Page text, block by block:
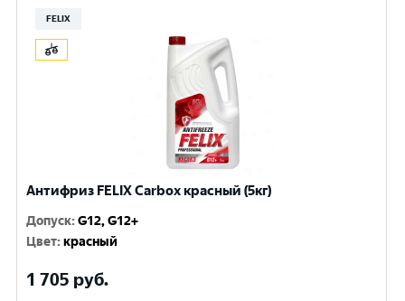
FELIX
Антифриз FELIX Carbox красный (5кг)
Допуск:G12, G12+
Цвет:красный
1 705 руб.